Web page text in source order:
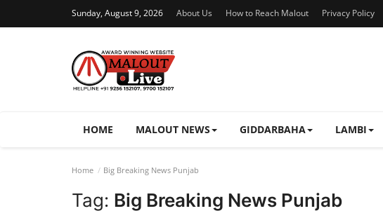
Sunday, August 9, 2026 About Us How to Reach Malout Privacy Policy
HOME MALOUT NEWS GIDDARBAHA LAMBI
Home Big Breaking News Punjab
Tag: Big Breaking News Punjab